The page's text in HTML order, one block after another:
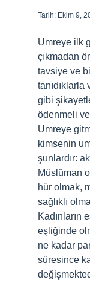
Tarih: Ekim 9,
Umreye ilk
çıkmadan
tavsiye ve
tanıdıklarla
gibi
ödenmeli
Umreye
kimsenin
şunlardır:
Müslüman
hür olmak,
sağlıklı
Kadınların
eşliğinde
ne kadar
süresince